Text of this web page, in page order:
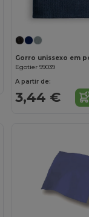
Egotier 99039
A partir de:
3,44 €